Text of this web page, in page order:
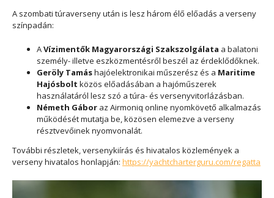
A szombati túraverseny után is lesz három élő előadás a verseny
színpadán:
AVízimentők Magyarországi Szakszolgálata a balatoni
személy- illetve eszközmentésről beszél az érdeklődőknek.
Geröly Tamáshajóelektronikai műszerész és a Maritime
Hajósbolt közös előadásában a hajóműszerek
használatáról lesz szó a túra- és versenyvitorlázásban.
Németh Gábor az Airmoniq online nyomkövető alkalmazás
működését mutatja be, közösen elemezve a verseny
résztvevőinek nyomvonalát.
További részletek, versenykiírás és hivatalos közlemények a
verseny hivatalos honlapján: https://yachtcharterguru.com/regatta